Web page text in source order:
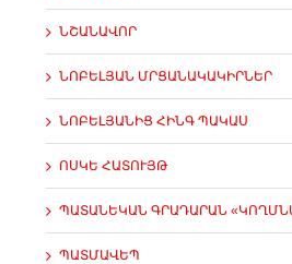
ՆՇԱՆԱՎՈՐ
ՆՈԲԵԼՅԱՆ ՄՐՑԱՆԱԿԱԿԻՐՆԵՐ
ՆՈԲԵԼՅԱՆԻՑ ՀԻՆԳ ՊԱԿԱՍ
ՈՍԿԵ ՀԱՏՈՒՅԹ
ՊԱՏԱՆԵԿԱՆ ԳՐԱԴԱՐԱՆ
ՊԱՏՄԱՎԵՊ